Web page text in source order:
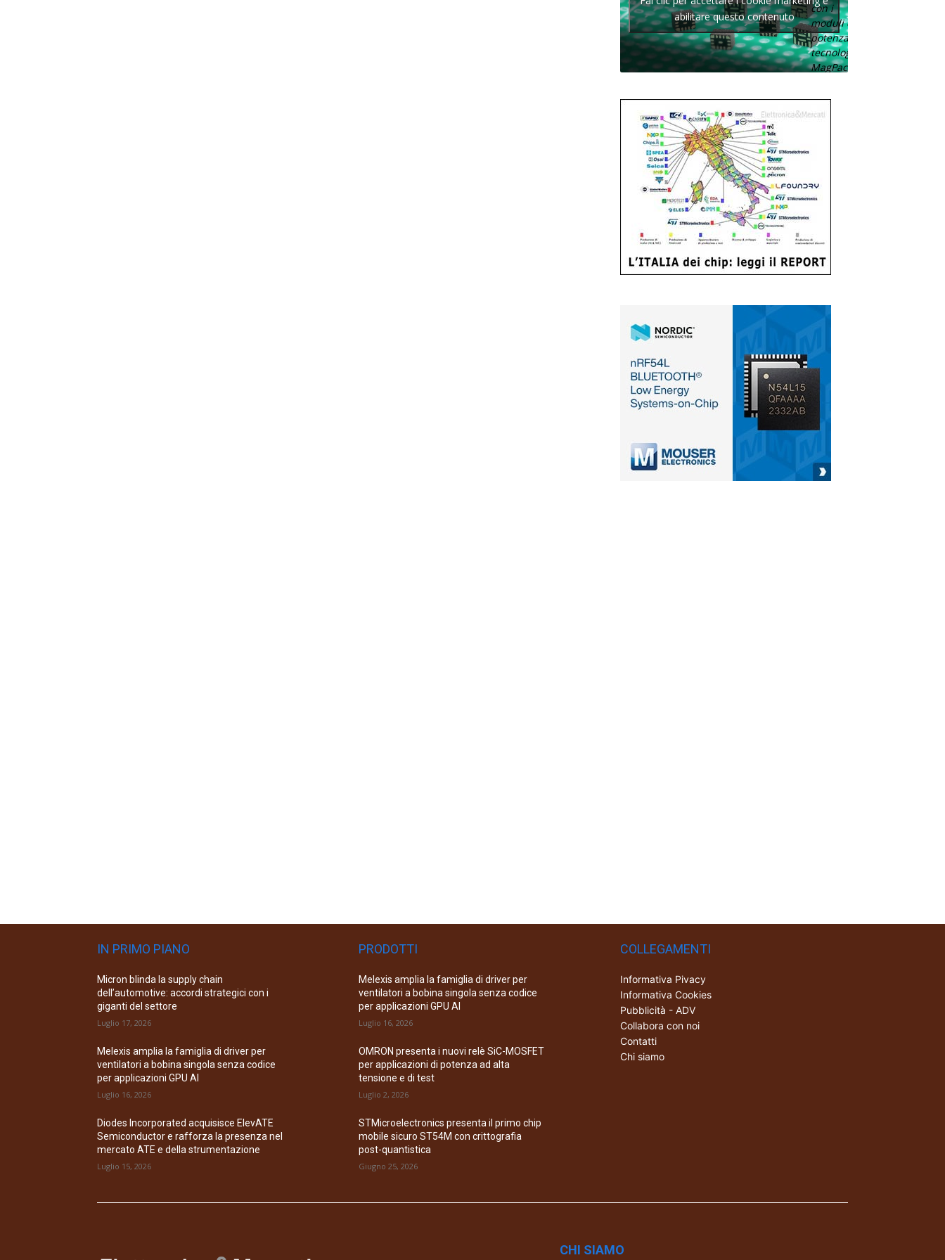
con i
moduli di
potenza con
tecnologia
MagPack.
abilitare questo contenuto
IN PRIMO PIANO
Micron blinda la supply chain
dell’automotive: accordi strategici con i
giganti del settore
Luglio 17, 2026
Melexis amplia la famiglia di driver per
ventilatori a bobina singola senza codice
per applicazioni GPU AI
Luglio 16, 2026
Diodes Incorporated acquisisce ElevATE
Semiconductor e rafforza la presenza nel
mercato ATE e della strumentazione
Luglio 15, 2026
PRODOTTI
Melexis amplia la famiglia di driver per
ventilatori a bobina singola senza codice
per applicazioni GPU AI
Luglio 16, 2026
OMRON presenta i nuovi relè SiC-MOSFET
per applicazioni di potenza ad alta
tensione e di test
Luglio 2, 2026
STMicroelectronics presenta il primo chip
mobile sicuro ST54M con crittografia
post-quantistica
Giugno 25, 2026
COLLEGAMENTI
Informativa Pivacy
Informativa Cookies
Pubblicità - ADV
Collabora con noi
Contatti
Chi siamo
CHI SIAMO